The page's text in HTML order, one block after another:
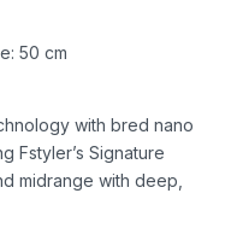
50 cm
with bred nano
Fstyler’s Signature
midrange with deep,